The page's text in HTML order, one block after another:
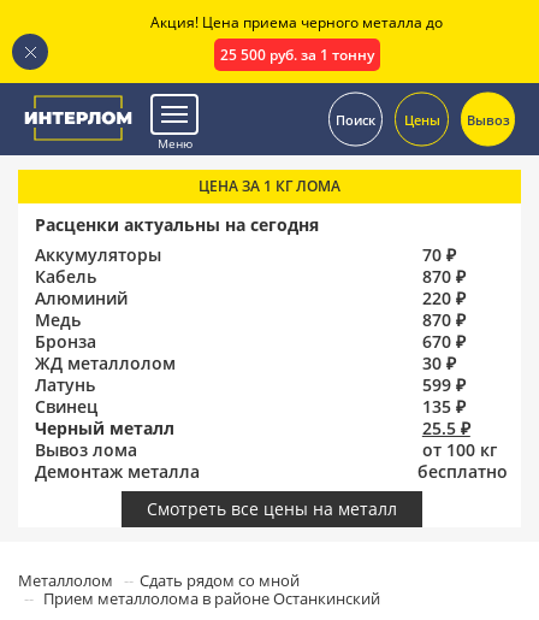
Меню
Поиск Цены Вывоз
ЦЕНА ЗА 1 КГ ЛОМА
Расценки актуальны на сегодня
Аккумуляторы
70 ₽
Кабель
870 ₽
Алюминий
220 ₽
Медь
870 ₽
Бронза
670 ₽
ЖД металлолом
30 ₽
Латунь
599 ₽
Свинец
135 ₽
Черный металл
25.5 ₽
Вывоз лома
от 100 кг
Демонтаж металла
бесплатно
Смотреть все цены на металл
Металлолом
Сдать рядом со мной
Прием металлолома в районе Останкинский
Акция! Цена приема черного металла до
25 500 руб. за 1 тонну
.